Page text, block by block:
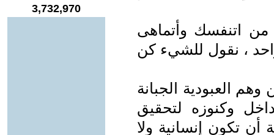
من اتنفسك وأتماهى
، نقول للشيء كن
وهم العبودية الجبانة
وكنوزه لتحقيق
تكون إنسانية ولا
3,732,970